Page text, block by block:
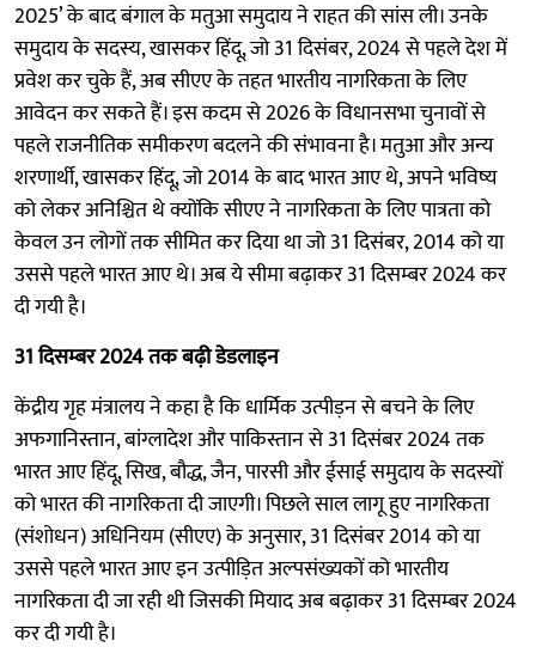
2025’ के बाद बंगाल के मतुआ समुदाय ने राहत की सांस ली। उनके
समुदाय के सदस्य, खासकर हिंदू, जो 31 दिसंबर, 2024 से पहले देश में
प्रवेश कर चुके हैं, अब सीएए के तहत भारतीय नागरिकता के लिए
आवेदन कर सकते हैं। इस कदम से 2026 के विधानसभा चुनावों से
पहले राजनीतिक समीकरण बदलने की संभावना है। मतुआ और अन्य
शरणार्थी, खासकर हिंदू, जो 2014 के बाद भारत आए थे, अपने भविष्य
को लेकर अनिश्चित थे क्योंकि सीएए ने नागरिकता के लिए पात्रता को
केवल उन लोगों तक सीमित कर दिया था जो 31 दिसंबर, 2014 को या
उससे पहले भारत आए थे। अब ये सीमा बढ़ाकर 31 दिसम्बर 2024 कर
दी गयी है।
31 दिसम्बर 2024 तक बढ़ी डेडलाइन
केंद्रीय गृह मंत्रालय ने कहा है कि धार्मिक उत्पीड़न से बचने के लिए
अफगानिस्तान, बांग्लादेश और पाकिस्तान से 31 दिसंबर 2024 तक
भारत आए हिंदू, सिख, बौद्ध, जैन, पारसी और ईसाई समुदाय के सदस्यों
को भारत की नागरिकता दी जाएगी। पिछले साल लागू हुए नागरिकता
(संशोधन) अधिनियम (सीएए) के अनुसार, 31 दिसंबर 2014 को या
उससे पहले भारत आए इन उत्पीड़ित अल्पसंख्यकों को भारतीय
नागरिकता दी जा रही थी जिसकी मियाद अब बढ़ाकर 31 दिसम्बर 2024
कर दी गयी है।